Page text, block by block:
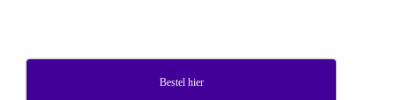
Bestel hier